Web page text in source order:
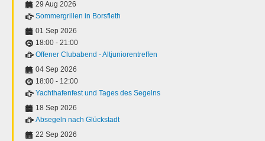
29 Aug 2026
Sommergrillen in Borsfleth
01 Sep 2026
18:00 - 21:00
Offener Clubabend - Altjuniorentreffen
04 Sep 2026
18:00 - 12:00
Yachthafenfest und Tages des Segelns
18 Sep 2026
Absegeln nach Glückstadt
22 Sep 2026